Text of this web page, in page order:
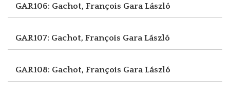
GAR106: Gachot, François Gara László
GAR107: Gachot, François Gara László
GAR108: Gachot, François Gara László